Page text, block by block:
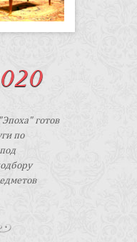
готов
по